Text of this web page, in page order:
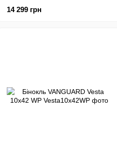
14 299 грн